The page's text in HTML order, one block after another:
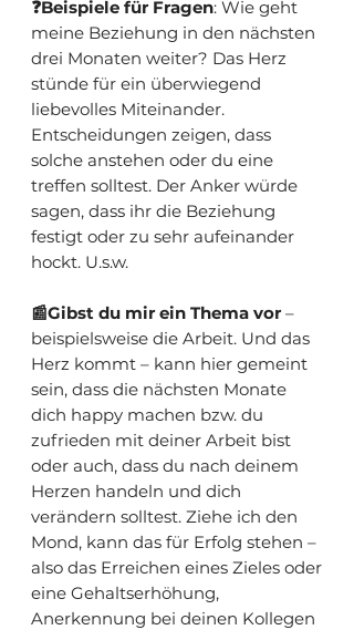
❓Beispiele für Fragen: Wie geht
meine Beziehung in den nächsten
drei Monaten weiter? Das Herz
stünde für ein überwiegend
liebevolles Miteinander.
Entscheidungen zeigen, dass
solche anstehen oder du eine
treffen solltest. Der Anker würde
sagen, dass ihr die Beziehung
festigt oder zu sehr aufeinander
hockt. U.s.w.
📰Gibst du mir ein Thema vor –
beispielsweise die Arbeit. Und das
Herz kommt – kann hier gemeint
sein, dass die nächsten Monate
dich happy machen bzw. du
zufrieden mit deiner Arbeit bist
oder auch, dass du nach deinem
Herzen handeln und dich
verändern solltest. Ziehe ich den
Mond, kann das für Erfolg stehen –
also das Erreichen eines Zieles oder
eine Gehaltserhöhung,
Anerkennung bei deinen Kollegen